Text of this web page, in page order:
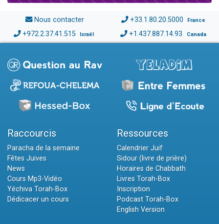
Nous contacter +33.1.80.20.5000 France
+972.2.37.41.515 Israël +1.437.887.14.93 Canada
Raccourcis
Paracha de la semaine
Fêtes Juives
News
Cours Mp3-Vidéo
Yéchiva Torah-Box
Dédicacer un cours
Ressources
Calendrier Juif
Sidour (livre de prière)
Horaires de Chabbath
Livres Torah-Box
Inscription
Podcast Torah-Box
English Version